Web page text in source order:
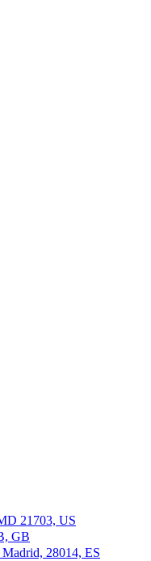
21703, US
GB
28014, ES